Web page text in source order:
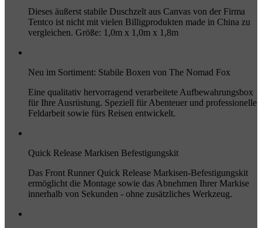
Dieses äußerst stabile Duschzelt aus Canvas von der Firma
Tentco ist nicht mit vielen Billigprodukten made in China zu
vergleichen. Größe: 1,0m x 1,0m x 1,8m
Neu im Sortiment: Stabile Boxen von The Nomad Fox
Eine qualitativ hervorragend verarbeitete Aufbewahrungsbox
für Ihre Ausrüstung. Speziell für Abenteuer und professionelle
Feldarbeit sowie fürs Reisen entwickelt.
Quick Release Markisen Befestigungskit
Das Front Runner Quick Release Markisen-Befestigungskit
ermöglicht die Montage sowie das Abnehmen Ihrer Markise
innerhalb von Sekunden - ohne zusätzliches Werkzeug.